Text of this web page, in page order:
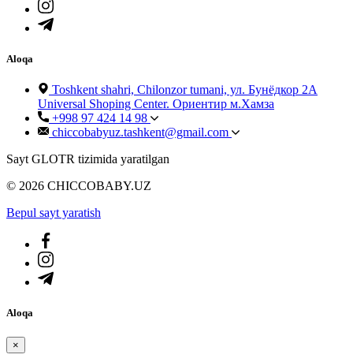
Aloqa
Toshkent shahri, Chilonzor tumani, ул. Бунёдкор 2А
Universal Shoping Center. Ориентир м.Хамза
+998 97 424 14 98
chiccobabyuz.tashkent@gmail.com
Sayt GLOTR tizimida yaratilgan
© 2026 CHICCOBABY.UZ
Bepul sayt yaratish
Aloqa
×